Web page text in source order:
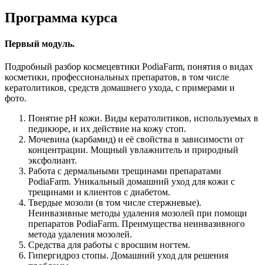
Программа курса
Первый модуль.
Подробный разбор космецевтики PodiaFarm, понятия о видах
косметики, профессиональных препаратов, в том числе
кератолитиков, средств домашнего ухода, с примерами и
фото.
Понятие рН кожи. Виды кератолитиков, используемых в
педикюре, и их действие на кожу стоп.
Мочевина (карбамид) и её свойства в зависимости от
концентрации. Мощный увлажнитель и природный
эксфолиант.
Работа с дермальными трещинами препаратами
PodiaFarm. Уникальный домашний уход для кожи с
трещинами и клиентов с диабетом.
Твердые мозоли (в том числе стержневые).
Неинвазивные методы удаления мозолей при помощи
препаратов PodiaFarm. Преимущества неинвазивного
метода удаления мозолей.
Средства для работы с вросшим ногтем.
Гипергидроз стопы. Домашний уход для решения